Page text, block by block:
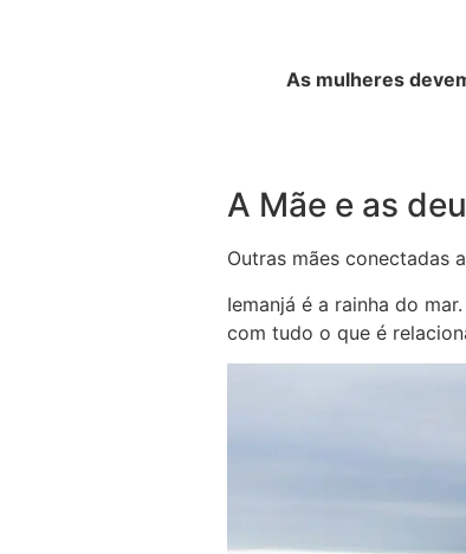
As mulheres
A Mãe e as
Outras mães conectadas
Iemanjá é a rainha do
com tudo o que é